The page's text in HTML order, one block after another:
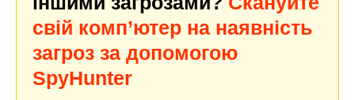
свій комп’ютер на наявність
загроз за допомогою
SpyHunter